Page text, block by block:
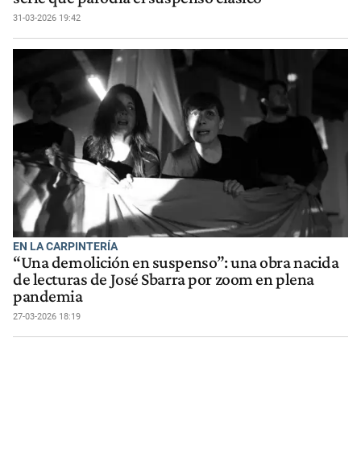
31-03-2026 19:42
EN LA CARPINTERÍA
“Una demolición en suspenso”: una obra nacida
de lecturas de José Sbarra por zoom en plena
pandemia
27-03-2026 18:19